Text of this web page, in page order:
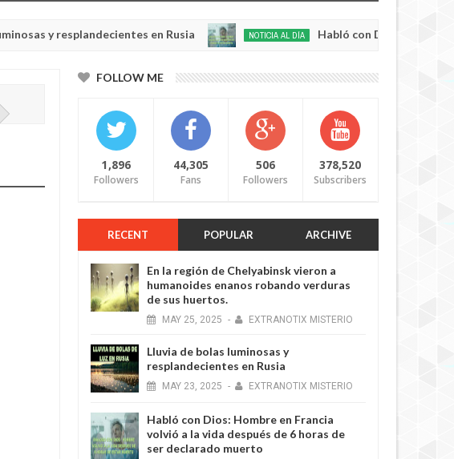
resplandecientes en Rusia
2025
0
NOTICIA AL DÍA Habló con Dios: Hombre en
FOLLOW ME
1,896
Followers
44,305
Fans
506
Followers
378,520
Subscribers
RECENT POPULAR ARCHIVE
En la región de Chelyabinsk vieron a
humanoides enanos robando verduras
de sus huertos.
MAY 25, 2025 - EXTRANOTIX MISTERIO
Lluvia de bolas luminosas y
resplandecientes en Rusia
MAY 23, 2025 - EXTRANOTIX MISTERIO
Habló con Dios: Hombre en Francia
volvió a la vida después de 6 horas de
ser declarado muerto